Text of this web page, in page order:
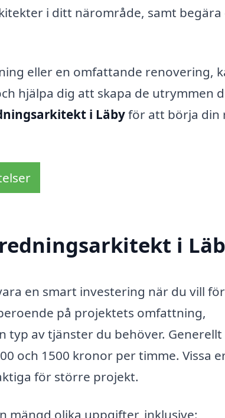
i ditt närområde, samt
eller en omfattande renovering,
hjälpa dig att skapa de utrymmen
i Läbyför att börja din
i
en smart investering när du vill
på projektets omfattning,
av tjänster du behöver. Generellt
och 1500 kronor per timme. Vissa
för större projekt.
mängd olika uppgifter, inklusive: